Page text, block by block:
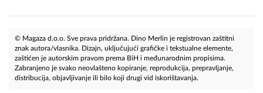
© Magaza d.o.o. Sve prava pridržana. Dino Merlin je registrovan zaštitni
znak autora/vlasnika. Dizajn, uključujući grafičke i tekstualne elemente,
zaštićen je autorskim pravom prema BiH i međunarodnim propisima.
Zabranjeno je svako neovlašteno kopiranje, reprodukcija, prepravljanje,
distribucija, objavljivanje ili bilo koji drugi vid iskorištavanja.